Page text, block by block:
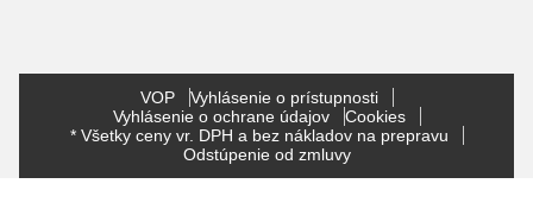
VOP
Vyhlásenie o prístupnosti
Vyhlásenie o ochrane údajov
Cookies
* Všetky ceny vr. DPH a bez nákladov na prepravu
Odstúpenie od zmluvy